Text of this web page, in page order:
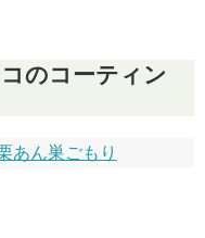
のコーティン
あん巣ごもり